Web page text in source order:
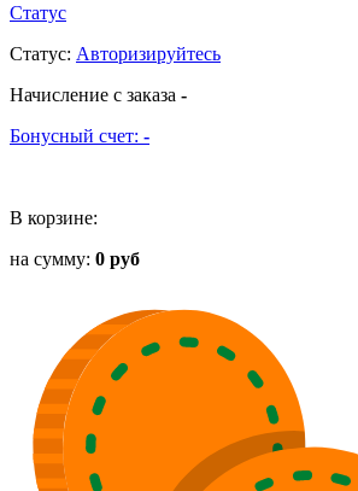
Статус
Статус: Авторизируйтесь
Начисление с заказа -
Бонусный счет: -
В корзине:
на сумму: 0 руб